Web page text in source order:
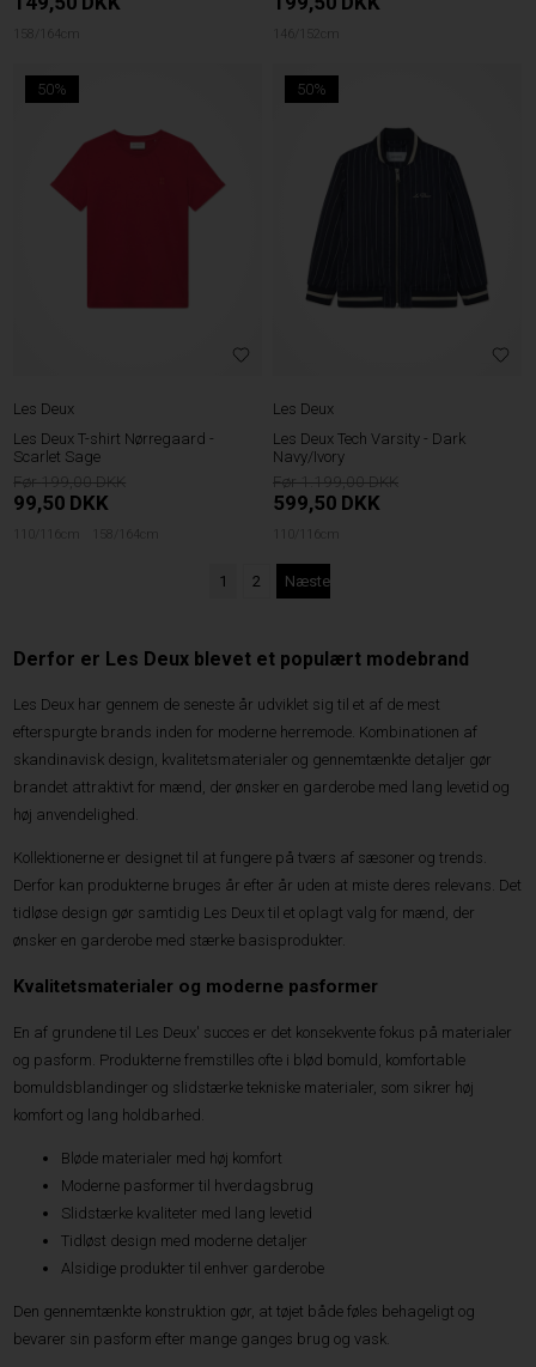
158/164cm 146/152cm
50%
Les Deux
Les Deux T-shirt Nørregaard -
Scarlet Sage
199,00
99,50 DKK
110/116cm 158/164cm
50%
Les Deux
Les Deux Tech Varsity - Dark
Navy/Ivory
1.199,00
599,50 DKK
110/116cm
1 2 Næste
Derfor er Les Deux blevet et populært modebrand
Les Deux har gennem de seneste år udviklet sig til et af de mest
efterspurgte brands inden for moderne herremode. Kombinationen af
skandinavisk design, kvalitetsmaterialer og gennemtænkte detaljer gør
brandet attraktivt for mænd, der ønsker en garderobe med lang levetid og
høj anvendelighed.
Kollektionerne er designet til at fungere på tværs af sæsoner og trends.
Derfor kan produkterne bruges år efter år uden at miste deres relevans. Det
tidløse design gør samtidig Les Deux til et oplagt valg for mænd, der
ønsker en garderobe med stærke basisprodukter.
Kvalitetsmaterialer og moderne pasformer
En af grundene til Les Deux' succes er det konsekvente fokus på materialer
og pasform. Produkterne fremstilles ofte i blød bomuld, komfortable
bomuldsblandinger og slidstærke tekniske materialer, som sikrer høj
komfort og lang holdbarhed.
Bløde materialer med høj komfort
Moderne pasformer til hverdagsbrug
Slidstærke kvaliteter med lang levetid
Tidløst design med moderne detaljer
Alsidige produkter til enhver garderobe
Den gennemtænkte konstruktion gør, at tøjet både føles behageligt og
bevarer sin pasform efter mange ganges brug og vask.